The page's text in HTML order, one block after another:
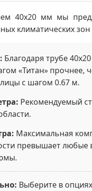
40х20 мм мы
климатических
Благодаря трубе
«Титан» прочнее,
с шагом 0.67 м.
Рекомендуемый
Максимальная
превышает
Выберите в опциях